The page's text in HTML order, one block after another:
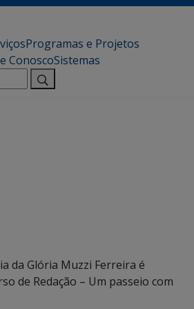
Programas e Projetos
ConoscoSistemas
da Glória Muzzi Ferreira é
de Redação – Um passeio com